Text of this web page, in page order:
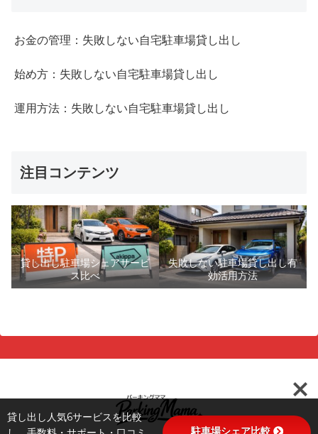
お金の管理：失敗しない自宅駐車場貸し出し
始め方：失敗しない自宅駐車場貸し出し
運用方法：失敗しない自宅駐車場貸し出し
注目コンテンツ
貸し出し駐車場シェアサービ
ス比べ
失敗しない駐車場貸し出し有
効活用方法
貸し出し人気6サービスを比較
駐車場シェア比較